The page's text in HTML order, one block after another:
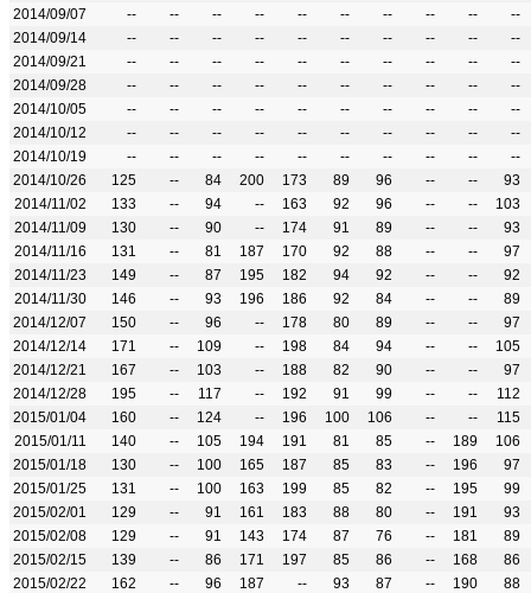
2014/09/07
-- -- -- -- -- -- -- -- --
--
2014/09/14
-- -- -- -- -- -- -- -- --
--
2014/09/21
-- -- -- -- -- -- -- -- --
--
2014/09/28
-- -- -- -- -- -- -- -- --
--
2014/10/05
-- -- -- -- -- -- -- -- --
--
2014/10/12
-- -- -- -- -- -- -- -- --
--
2014/10/19
-- -- -- -- -- -- -- -- --
--
2014/10/26
125 -- 84 200 173 89 96 -- --
93
2014/11/02
133 -- 94 -- 163 92 96 -- --
103
2014/11/09
130 -- 90 -- 174 91 89 -- --
93
2014/11/16
131 -- 81 187 170 92 88 -- --
97
2014/11/23
149 -- 87 195 182 94 92 -- --
92
2014/11/30
146 -- 93 196 186 92 84 -- --
89
2014/12/07
150 -- 96 -- 178 80 89 -- --
97
2014/12/14
171 -- 109 -- 198 84 94 -- --
105
2014/12/21
167 -- 103 -- 188 82 90 -- --
97
2014/12/28
195 -- 117 -- 192 91 99 -- --
112
2015/01/04
160 -- 124 -- 196 100 106 -- --
115
2015/01/11
140 -- 105 194 191 81 85 -- 189
106
2015/01/18
130 -- 100 165 187 85 83 -- 196
97
2015/01/25
131 -- 100 163 199 85 82 -- 195
99
2015/02/01
129 -- 91 161 183 88 80 -- 191
93
2015/02/08
129 -- 91 143 174 87 76 -- 181
89
2015/02/15
139 -- 86 171 197 85 86 -- 168
86
2015/02/22
162 -- 96 187 -- 93 87 -- 190
88